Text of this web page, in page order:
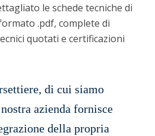
le schede tecniche di
.pdf, complete di
quotati e certificazioni
di cui siamo
azienda fornisce
della propria